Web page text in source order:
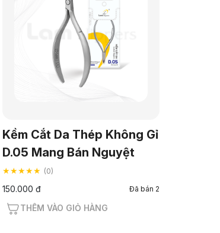
Kềm Cắt Da Thép Không Gỉ
D.05 Mang Bán Nguyệt
★★★★★ (0)
150.000 đ Đã bán 2
THÊM VÀO GIỎ HÀNG